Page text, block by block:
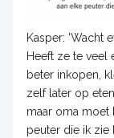
Kasper: 'Wacht
Heeft ze te veel
beter inkopen,
zelf later op
maar oma moet
peuter die ik zie